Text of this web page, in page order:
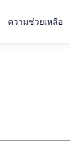
ความช่วยเหลือ